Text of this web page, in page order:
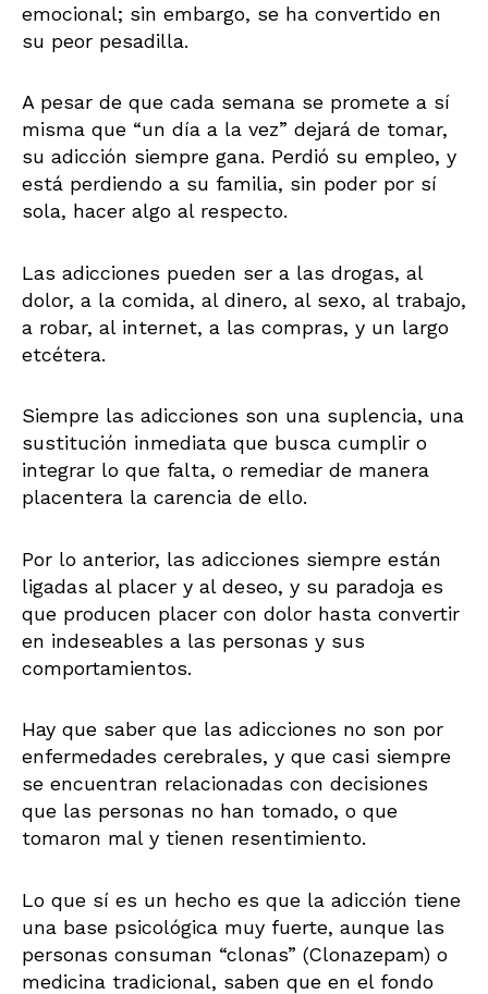
emocional; sin embargo, se ha convertido en
su peor pesadilla.
A pesar de que cada semana se promete a sí
misma que “un día a la vez” dejará de tomar,
su adicción siempre gana. Perdió su empleo, y
está perdiendo a su familia, sin poder por sí
sola, hacer algo al respecto.
Las adicciones pueden ser a las drogas, al
dolor, a la comida, al dinero, al sexo, al trabajo,
a robar, al internet, a las compras, y un largo
etcétera.
Siempre las adicciones son una suplencia, una
sustitución inmediata que busca cumplir o
integrar lo que falta, o remediar de manera
placentera la carencia de ello.
Por lo anterior, las adicciones siempre están
ligadas al placer y al deseo, y su paradoja es
que producen placer con dolor hasta convertir
en indeseables a las personas y sus
comportamientos.
Hay que saber que las adicciones no son por
enfermedades cerebrales, y que casi siempre
se encuentran relacionadas con decisiones
que las personas no han tomado, o que
tomaron mal y tienen resentimiento.
Lo que sí es un hecho es que la adicción tiene
una base psicológica muy fuerte, aunque las
personas consuman “clonas” (Clonazepam) o
medicina tradicional, saben que en el fondo